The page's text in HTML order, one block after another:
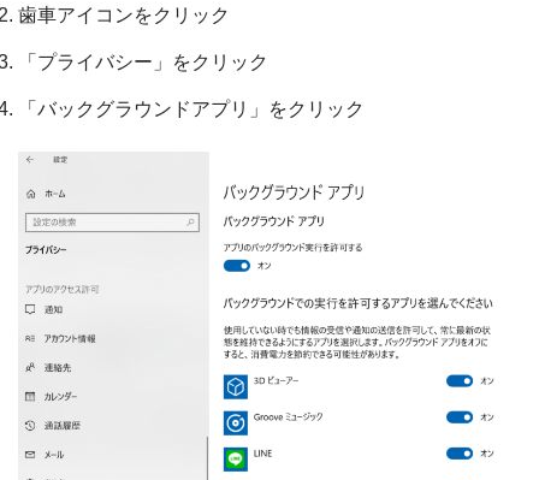
歯車アイコンをクリック
「プライバシー」をクリック
「バックグラウンドアプリ」をクリック